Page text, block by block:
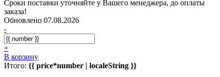
Сроки поставки уточняйте у Вашего менеджера, до оплаты
заказа!
Обновлено 07.08.2026
-
+
В корзину
Итого: {{ price*number | localeString }}